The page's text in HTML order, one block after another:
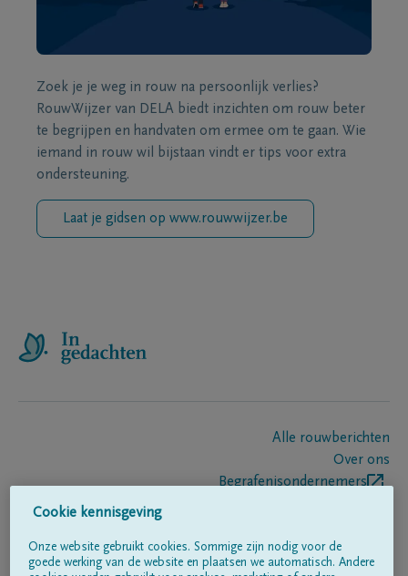
Zoek je je weg in rouw na persoonlijk verlies?
RouwWijzer van DELA biedt inzichten om rouw beter
te begrijpen en handvaten om ermee om te gaan. Wie
iemand in rouw wil bijstaan vindt er tips voor extra
ondersteuning.
Laat je gidsen op www.rouwwijzer.be
Alle rouwberichten
Over ons
Begrafenisondernemers
Volg ons op
Cookie kennisgeving
Onze website gebruikt cookies. Sommige zijn nodig voor de
goede werking van de website en plaatsen we automatisch. Andere